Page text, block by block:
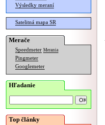
Výsledky meraní
Satelitná mapa SR
Merače
Speedmeter Merania
Pingmeter
Googlemeter
Hľadanie
Top články